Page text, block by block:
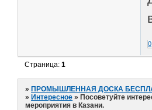
0
Страница:1
»ПРОМЫШЛЕННАЯ ДОСКА
»Интересное »Посоветуйте
мероприятия в Казани.